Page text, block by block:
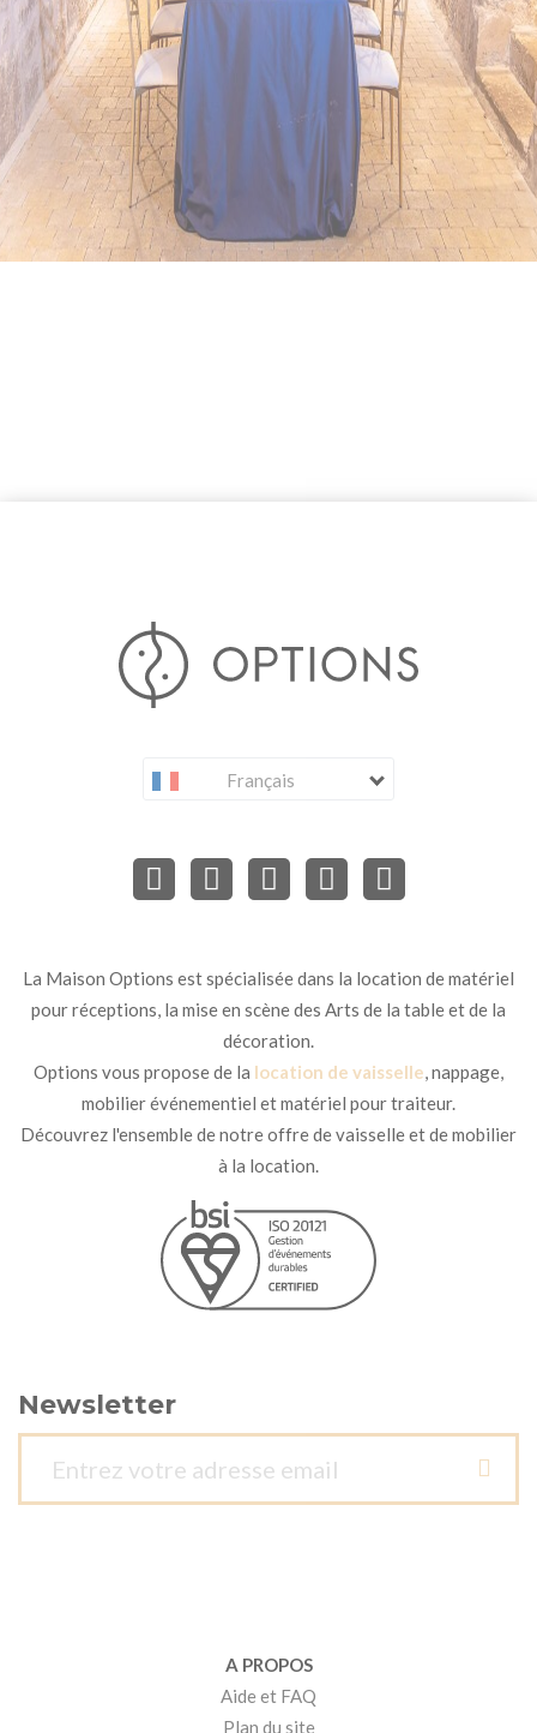
Français
La Maison Options est spécialisée dans la location de matériel
pour réceptions, la mise en scène des Arts de la table et de la
décoration.
Options vous propose de la location de vaisselle, nappage,
mobilier événementiel et matériel pour traiteur.
Découvrez l'ensemble de notre offre de vaisselle et de mobilier
à la location.
Newsletter
A PROPOS
Aide et FAQ
Plan du site